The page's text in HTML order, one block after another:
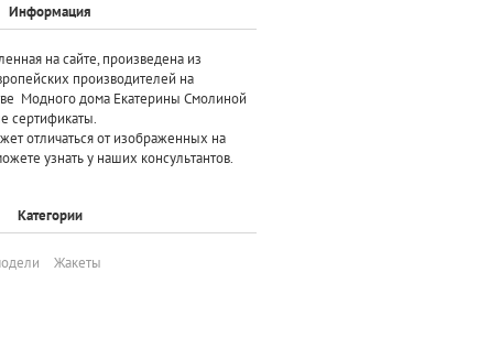
Информация
на сайте, произведена из
производителей на
Модного дома Екатерины Смолиной
сертификаты.
отличаться от изображенных на
узнать у наших консультантов.
Категории
Жакеты